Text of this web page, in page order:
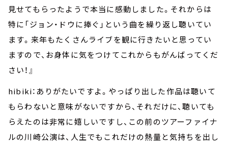
見せてもらったようで本当に感動しました。それからは
特に「ジョン・ドウに捧ぐ」という曲を繰り返し聴いてい
ます。来年もたくさんライブを観に行きたいと思ってい
ますので、お身体に気をつけてこれからもがんばってくだ
さい！』
hibiki：ありがたいですよ。やっぱり出した作品は聴いて
もらわないと意味がないですから、それだけに、聴いても
らえたのは非常に嬉しいですし、この前のツアーファイナ
ルの川崎公演は、人生でもこれだけの熱量と気持ちを出し